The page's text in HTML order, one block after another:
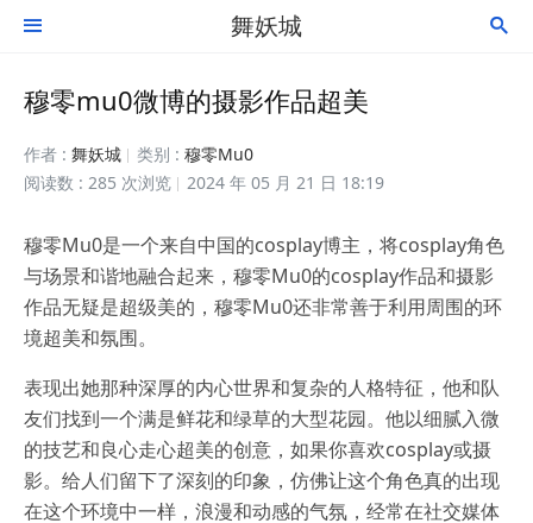
 舞妖城 
穆零mu0微博的摄影作品超美
作者 : 舞妖城 类别 : 穆零Mu0
阅读数 : 285 次浏览
2024 年 05 月 21 日 18:19
穆零Mu0是一个来自中国的cosplay博主，将cosplay角色
与场景和谐地融合起来，穆零Mu0的cosplay作品和摄影
作品无疑是超级美的，穆零Mu0还非常善于利用周围的环
境超美和氛围。
表现出她那种深厚的内心世界和复杂的人格特征，他和队
友们找到一个满是鲜花和绿草的大型花园。他以细腻入微
的技艺和良心走心超美的创意，如果你喜欢cosplay或摄
影。给人们留下了深刻的印象，仿佛让这个角色真的出现
在这个环境中一样，浪漫和动感的气氛，经常在社交媒体